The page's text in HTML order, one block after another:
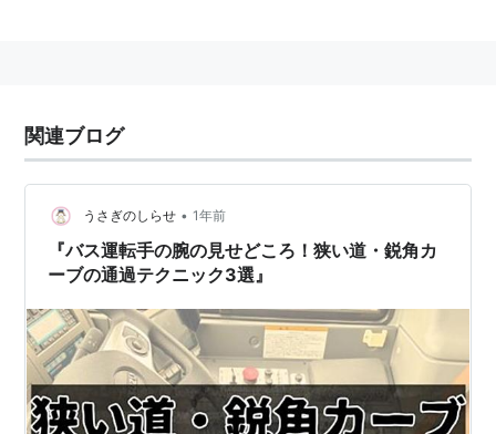
関連ブログ
うさぎのしらせ • 1年前
『バス運転手の腕の見せどころ！狭い道・鋭角カ
ーブの通過テクニック3選』